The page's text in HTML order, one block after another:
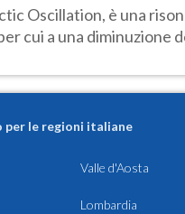
Oscillation, è una
cui a una diminuzione
per le regioni italiane
Valle d'Aosta
Lombardia